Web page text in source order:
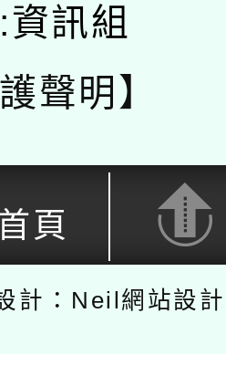
訊組
聲明】
頁
計：Neil網站設